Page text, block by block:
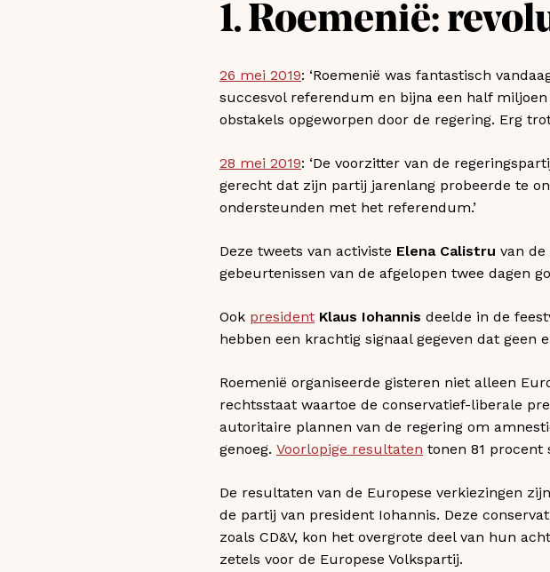
1. Roemenië:
26 mei 2019: ‘Roemenië was fantastisch
succesvol referendum en bijna een half
obstakels opgeworpen door de regering. Erg
28 mei 2019: ‘De voorzitter van de
gerecht dat zijn partij jarenlang probeerde te
ondersteunden met het referendum.’
Deze tweets van activiste Elena Calistru van
gebeurtenissen van de afgelopen twee dagen
Ook president Klaus Iohannis deelde in de
hebben een krachtig signaal gegeven dat geen
Roemenië organiseerde gisteren niet alleen
rechtsstaat waartoe de conservatief-liberale
autoritaire plannen van de regering om
genoeg. Voorlopige resultaten tonen 81 procent
De resultaten van de Europese verkiezingen
de partij van president Iohannis. Deze
zoals CD&V, kon het overgrote deel van hun
zetels voor de Europese Volkspartij.